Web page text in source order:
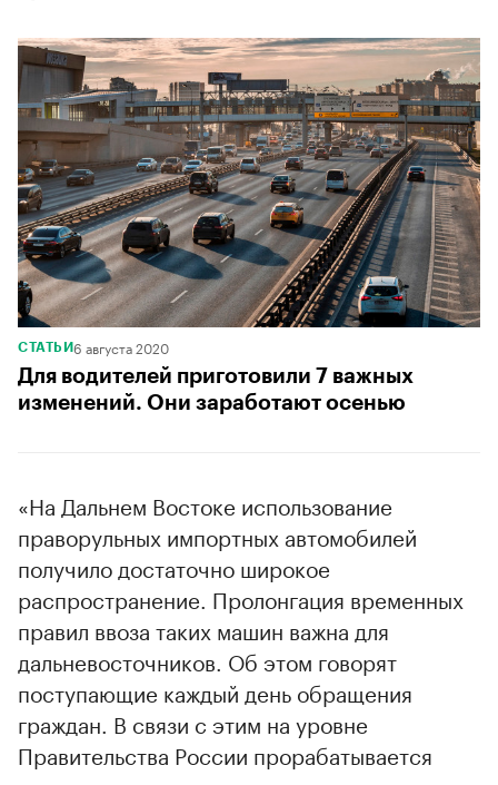
СТАТЬИ6 августа 2020
Для водителей приготовили 7 важных
изменений. Они заработают осенью
«На Дальнем Востоке использование
праворульных импортных автомобилей
получило достаточно широкое
распространение. Пролонгация временных
правил ввоза таких машин важна для
дальневосточников. Об этом говорят
поступающие каждый день обращения
граждан. В связи с этим на уровне
Правительства России прорабатывается